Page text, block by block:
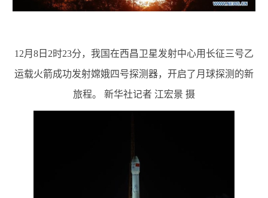
12月8日2时23分，我国在西昌卫星发射中心用长征三号乙
运载火箭成功发射嫦娥四号探测器，开启了月球探测的新
旅程。 新华社记者 江宏景 摄